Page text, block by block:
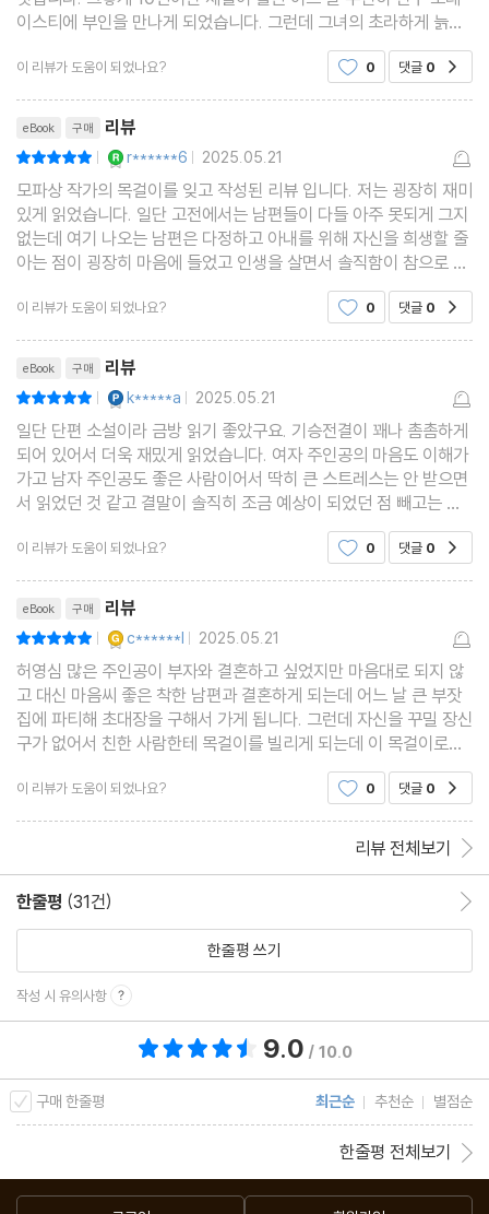
이스티에 부인을 만나게 되었습니다. 그런데 그녀의 초라하게 늙은
모습을 포레이스티에 부인은 알아보지 못하였습니다. 그녀는 용기
를 내어 지난날의 목걸이에 대한 이야기를 하였습니
이 리뷰가 도움이 되었나요? 0 댓글 0
eBook 구매 리뷰
| r******6 | 2025.05.21
모파상 작가의 목걸이를 잊고 작성된 리뷰 입니다. 저는 굉장히 재미
있게 읽었습니다. 일단 고전에서는 남편들이 다들 아주 못되게 그지
없는데 여기 나오는 남편은 다정하고 아내를 위해 자신을 희생할 줄
아는 점이 굉장히 마음에 들었고 인생을 살면서 솔직함이 참으로 큰
무기라는 생각을 하게 되었습니다. 그리고 허영심으로 남의 물건을
탐내지 않기로 마음먹었습니다
이 리뷰가 도움이 되었나요? 0 댓글 0
eBook 구매 리뷰
| k*****a | 2025.05.21
일단 단편 소설이라 금방 읽기 좋았구요. 기승전결이 꽤나 촘촘하게
되어 있어서 더욱 재밌게 읽었습니다. 여자 주인공의 마음도 이해가
가고 남자 주인공도 좋은 사람이어서 딱히 큰 스트레스는 안 받으면
서 읽었던 것 같고 결말이 솔직히 조금 예상이 되었던 점 빼고는 재
이 리뷰가 도움이 되었나요? 0 댓글 0
eBook 구매 리뷰
| c******l | 2025.05.21
허영심 많은 주인공이 부자와 결혼하고 싶었지만 마음대로 되지 않
고 대신 마음씨 좋은 착한 남편과 결혼하게 되는데 어느 날 큰 부잣
집에 파티해 초대장을 구해서 가게 됩니다. 그런데 자신을 꾸밀 장신
구가 없어서 친한 사람한테 목걸이를 빌리게 되는데 이 목걸이로부
이 리뷰가 도움이 되었나요? 0 댓글 0
리뷰 전체보기
한줄평 (31건)
한줄평 쓰기
작성 시 유의사항
9.0 / 10.0
구매 한줄평 최근순 추천순 별점순
한줄평 전체보기